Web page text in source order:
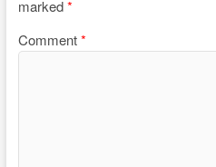
marked*
Comment*